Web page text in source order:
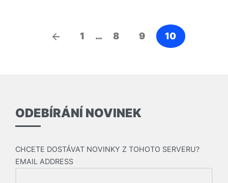
Navigace
Předchozí
1 … 8 9 10
ODEBÍRÁNÍ NOVINEK
CHCETE DOSTÁVAT NOVINKY Z TOHOTO SERVERU?
EMAIL ADDRESS